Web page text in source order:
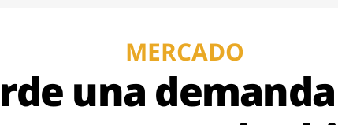
MERCADO
una